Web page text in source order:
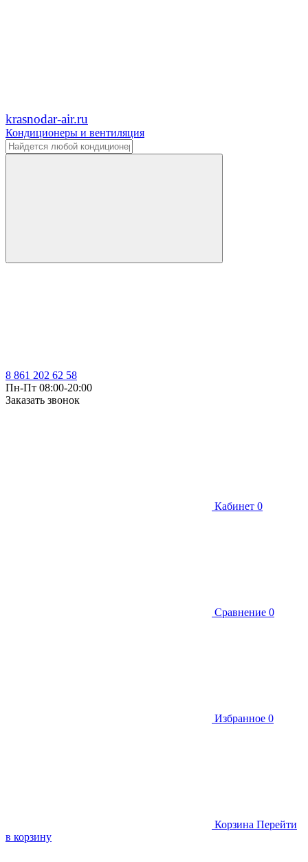
krasnodar-air.ru
Кондиционеры и вентиляция
8 861 202 62 58
Пн-Пт 08:00-20:00
Заказать звонок
Кабинет 0
Сравнение 0
Избранное 0
Корзина Перейти
в корзину